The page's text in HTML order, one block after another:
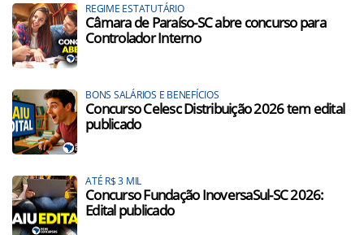
REGIME ESTATUTÁRIO
Câmara de Paraíso-SC abre concurso para
Controlador Interno
BONS SALÁRIOS E BENEFÍCIOS
Concurso Celesc Distribuição 2026 tem edital
publicado
ATÉ R$ 3 MIL
Concurso Fundação InoversaSul-SC 2026:
Edital publicado